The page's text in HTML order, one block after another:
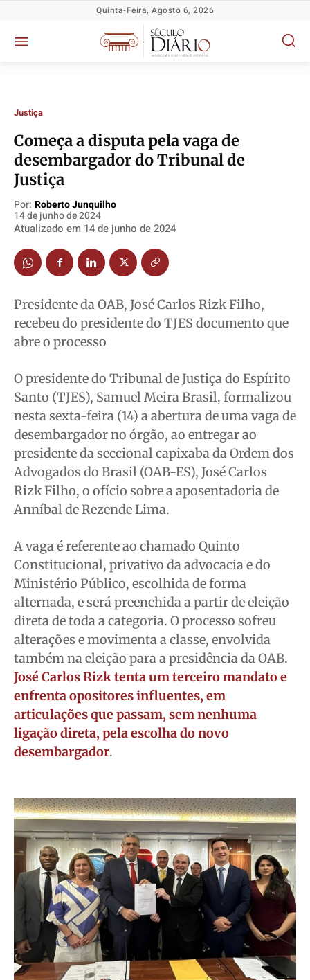
Política
Socioeconômicas
TV Século
Justiça
Segurança
Saúde
Cidades
Direitos
Cultura
Colunas
Caetano Roque
Gustavo Bastos
Jr Mignone (in memorian)
Wanda Sily
Publicidade Legal
Anuncie
Quem Somos
Expediente
Contato
Anuncie
Termos de Uso
Privacidade
Política
Socioeconômicas
TV Século
Justiça
Segurança
Saúde
Cidades
Direitos
Cultura
Colunas
Caetano Roque
Gustavo Bastos
Jr Mignone (in memorian)
Wanda Sily
Publicidade Legal
Anuncie
Quem Somos
Expediente
Contato
Anuncie
Termos de Uso
Privacidade
Política
Socioeconômicas
TV Século
Justiça
Segurança
Saúde
Cidades
Direitos
Cultura
Colunas
Caetano Roque
Gustavo Bastos
Jr Mignone (in memorian)
Wanda Sily
Publicidade Legal
Anuncie
Quem Somos
Expediente
Contato
Anuncie
Termos de Uso
Privacidade
Política
Socioeconômicas
TV Século
Justiça
Segurança
Saúde
Cidades
Direitos
Cultura
Colunas
Caetano Roque
Gustavo Bastos
Jr Mignone (in memorian)
Wanda Sily
Publicidade Legal
Anuncie
Quem Somos
Expediente
Contato
Anuncie
Termos de Uso
Privacidade
Quinta-Feira, Agosto 6, 2026
Justiça
Começa a disputa pela vaga de
desembargador do Tribunal de
Justiça
Por: Roberto Junquilho
14 de junho de 2024
Atualizado em 14 de junho de 2024
Presidente da OAB, José Carlos Rizk Filho,
recebeu do presidente do TJES documento que
abre o processo
O presidente do Tribunal de Justiça do Espírito
Santo (TJES), Samuel Meira Brasil, formalizou
nesta sexta-feira (14) a abertura de uma vaga de
desembargador no órgão, ao entregar ao
presidente da seccional capixaba da Ordem dos
Advogados do Brasil (OAB-ES), José Carlos
Rizk Filho, o ofício sobre a aposentadoria de
Anníbal de Rezende Lima.
A vaga é referente ao chamado Quinto
Constitucional, privativo da advocacia e do
Ministério Público, escolhida de forma
alternada, e será preenchida a partir de eleição
direta de toda a categoria. O processo sofreu
alterações e movimenta a classe, envolvida
também na eleição para a presidência da OAB.
José Carlos Rizk tenta um terceiro mandato e
enfrenta opositores influentes, em
articulações que passam, sem nenhuma
ligação direta, pela escolha do novo
desembargador.